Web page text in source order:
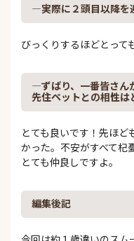
―実際に２頭目以降を
びっくりするほどとって
―ずばり、一番皆さん
先住ペットとの相性は
とても良いです！先ほ
かった。不安がすべて杞
とても仲良しですよ。
編集後記